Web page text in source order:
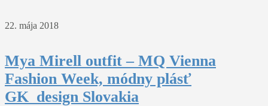
22. mája 2018
Mya Mirell outfit – MQ Vienna
Fashion Week, módny plásť
GK_design Slovakia